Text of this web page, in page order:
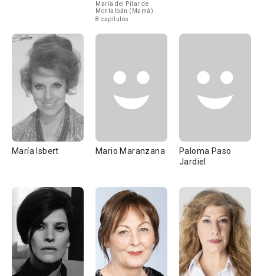
María del Pilar de
Montalbán (Mamá)
8 capítulos
María Isbert Mario Maranzana
Paloma Paso
Jardiel